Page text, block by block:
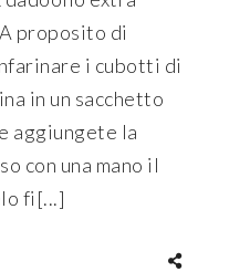
proposito di
i cubotti di
in un sacchetto
aggiungete la
con una mano il
fi[...]